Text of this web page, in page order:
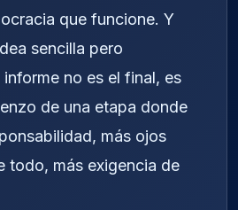
que funcione. Y
sencilla pero
no es el final, es
de una etapa donde
más ojos
todo, más exigencia de